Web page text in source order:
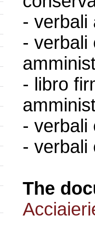
- verbali
- verbali
- libro
- verbali
- verbali
The